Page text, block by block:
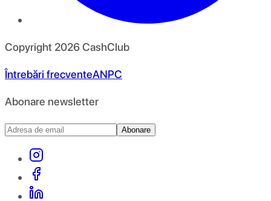
Copyright 2026CashClub
Întrebări frecventeANPC
Abonare newsletter
Abonare